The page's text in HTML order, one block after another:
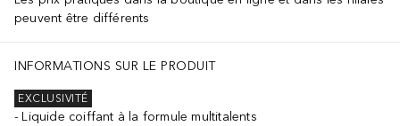
peuvent être différents
INFORMATIONS SUR LE PRODUIT
EXCLUSIVITÉ
Liquide coiffant à la formule multitalents